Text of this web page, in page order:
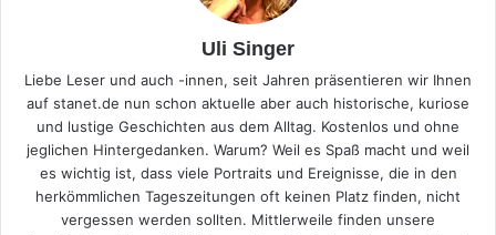
Uli Singer
Liebe Leser und auch -innen, seit Jahren präsentieren wir Ihnen
auf stanet.de nun schon aktuelle aber auch historische, kuriose
und lustige Geschichten aus dem Alltag. Kostenlos und ohne
jeglichen Hintergedanken. Warum? Weil es Spaß macht und weil
es wichtig ist, dass viele Portraits und Ereignisse, die in den
herkömmlichen Tageszeitungen oft keinen Platz finden, nicht
vergessen werden sollten. Mittlerweile finden unsere